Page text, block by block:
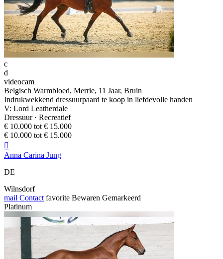
c
d
videocam
Belgisch Warmbloed, Merrie, 11 Jaar, Bruin
Indrukwekkend dressuurpaard te koop in liefdevolle handen
V: Lord Leatherdale
Dressuur · Recreatief
€ 10.000 tot € 15.000
€ 10.000 tot € 15.000

Anna Carina Jung
DE
Wilnsdorf
mail Contact favorite Bewaren Gemarkeerd
Platinum